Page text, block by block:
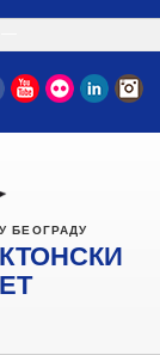
FacebookYouTube
Flickr LinkedIn
БЕОГРАДУ